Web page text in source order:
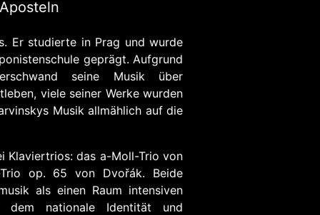
Er studierte in Prag und wurde
geprägt. Aufgrund
seine Musik über
viele seiner Werke wurden
Musik allmählich auf die
Klaviertrios: das a-Moll-Trio von
op. 65 von Dvořák. Beide
als einen Raum intensiven
dem nationale Identität und